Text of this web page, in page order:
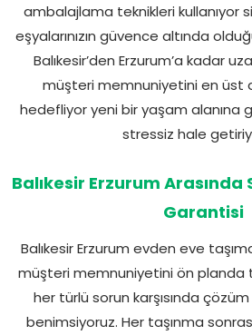
ambalajlama teknikleri kullanıyor
eşyalarınızın güvence altında
Balıkesir’den Erzurum’a kadar
müşteri memnuniyetini en üst
hedefliyor yeni bir yaşam alanına
stressiz hale
Balıkesir Erzurum Arasında
Garantisi
Balıkesir Erzurum evden eve
müşteri memnuniyetini ön planda
her türlü sorun karşısında çözüm
benimsiyoruz. Her taşınma